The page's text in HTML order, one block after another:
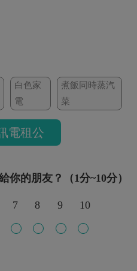
白色家
電
煮飯同時蒸汽
菜
電租公
的朋友？（1分~10分）
7 8 9 10